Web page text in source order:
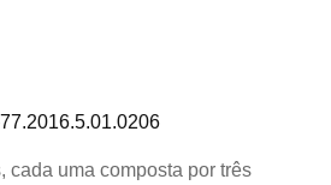
cada uma composta por três